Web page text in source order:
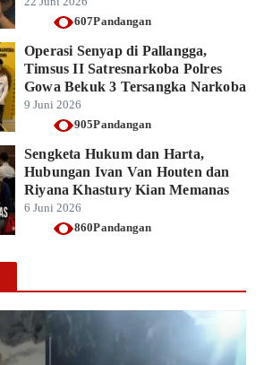
607Pandangan
Operasi Senyap di Pallangga,
Timsus II Satresnarkoba Polres
Gowa Bekuk 3 Tersangka Narkoba
9 Juni 2026
905Pandangan
Sengketa Hukum dan Harta,
Hubungan Ivan Van Houten dan
Riyana Khastury Kian Memanas
6 Juni 2026
860Pandangan